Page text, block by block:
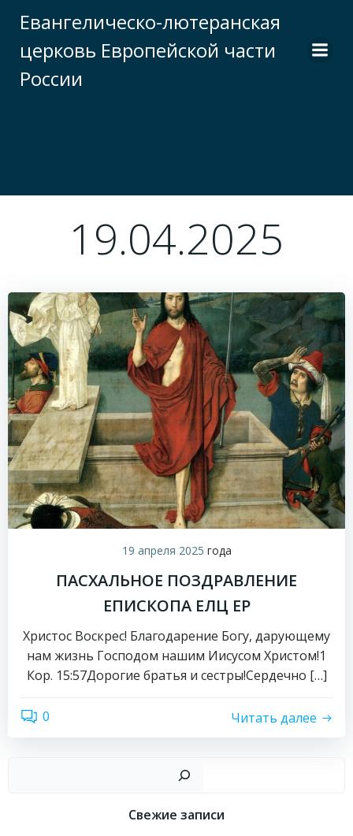
к
содержимому
Евангелическо-лютеранская
церковь Европейской части
России
19.04.2025
19 апреля 2025 года
ПАСХАЛЬНОЕ ПОЗДРАВЛЕНИЕ
ЕПИСКОПА ЕЛЦ ЕР
Христос Воскрес! Благодарение Богу, дарующему
нам жизнь Господом нашим Иисусом Христом!1
Кор. 15:57Дорогие братья и сестры!Сердечно […]
0 Читать далее
Свежие записи